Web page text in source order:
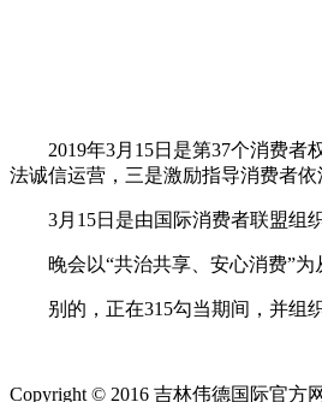
2019年3月15日是第37个消费者权
法诚信运营，三是激励指导消费者
3月15日是由国际消费者联盟组织
晚会以“共治共享、安心消费”为
别的，正在315勾当期间，并组织
Copyright © 2016 吉林伟德国际官方